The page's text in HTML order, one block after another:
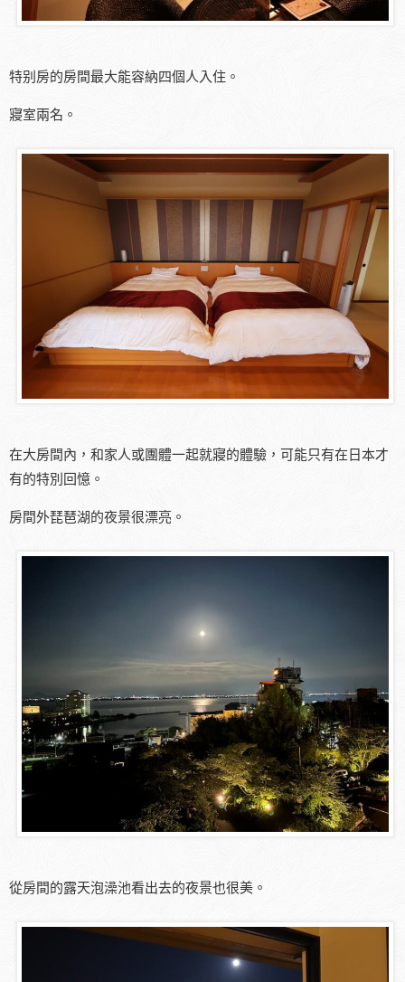
特别房的房間最大能容納四個人入住。
寢室兩名。
在大房間內，和家人或團體一起就寢的體驗，可能只有在日本才
有的特別回憶。
房間外琵琶湖的夜景很漂亮。
從房間的露天泡澡池看出去的夜景也很美。